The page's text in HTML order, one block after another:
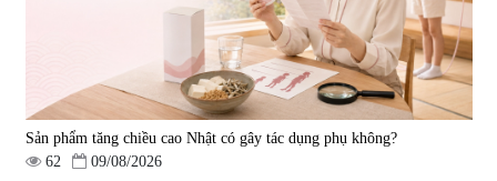
Sản phẩm tăng chiều cao Nhật có gây tác dụng phụ không?
62
09/08/2026